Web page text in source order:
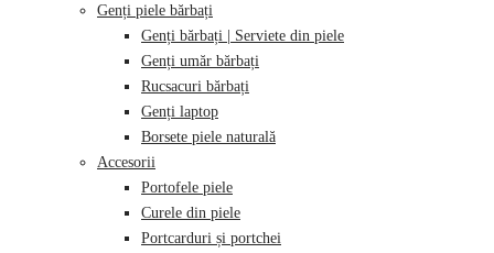
Genți piele bărbați
Genți bărbați | Serviete din piele
Genți umăr bărbați
Rucsacuri bărbați
Genți laptop
Borsete piele naturală
Accesorii
Portofele piele
Curele din piele
Portcarduri și portchei